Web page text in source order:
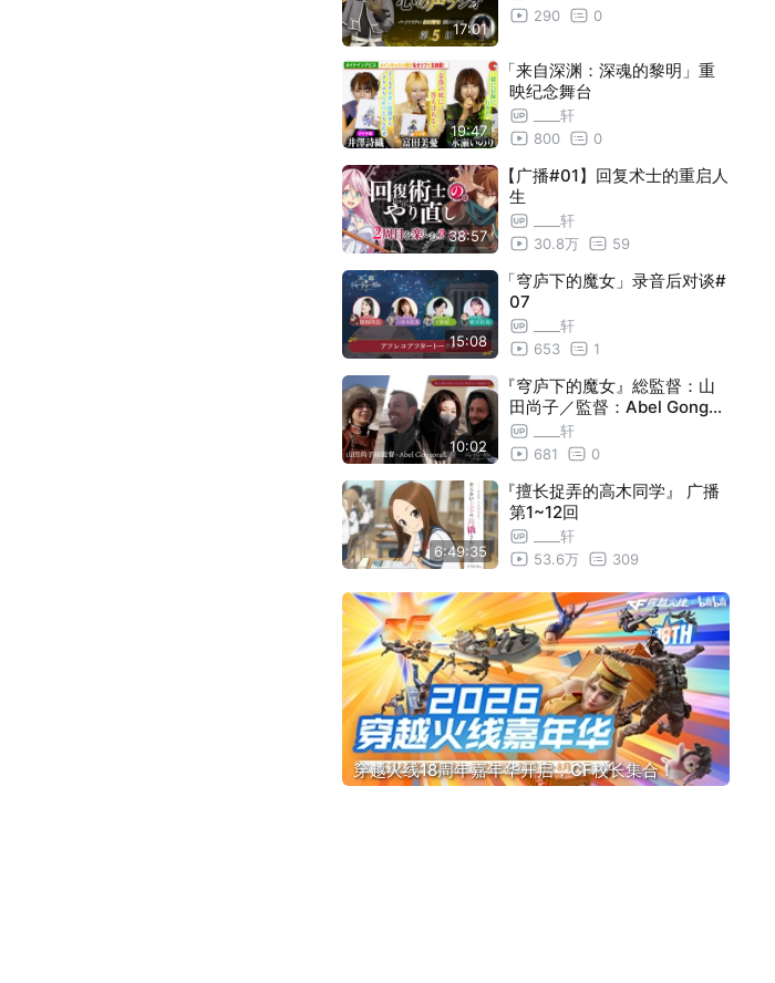
17:01
290
0
19:47
「来自深渊：深魂的黎明」重
映纪念舞台
____轩
800
0
38:57
【广播#01】回复术士的重启人
生
____轩
30.8万
59
15:08
「穹庐下的魔女」录音后对谈#
07
____轩
653
1
10:02
『穹庐下的魔女』総監督：山
田尚子／監督：Abel Gongor
a 蒙古实地采访
____轩
681
0
6:49:35
『擅长捉弄的高木同学』 广播
第1~12回
____轩
53.6万
309
穿越火线18周年嘉年华开启，CF校长集合！